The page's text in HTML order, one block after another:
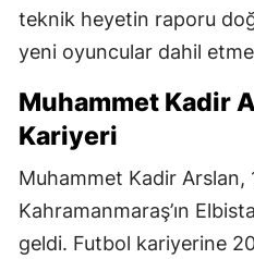
teknik heyetin raporu
yeni oyuncular dahil
Muhammet Kadir
Kariyeri
Muhammet Kadir Arslan,
Kahramanmaraş’ın
geldi. Futbol kariyerine